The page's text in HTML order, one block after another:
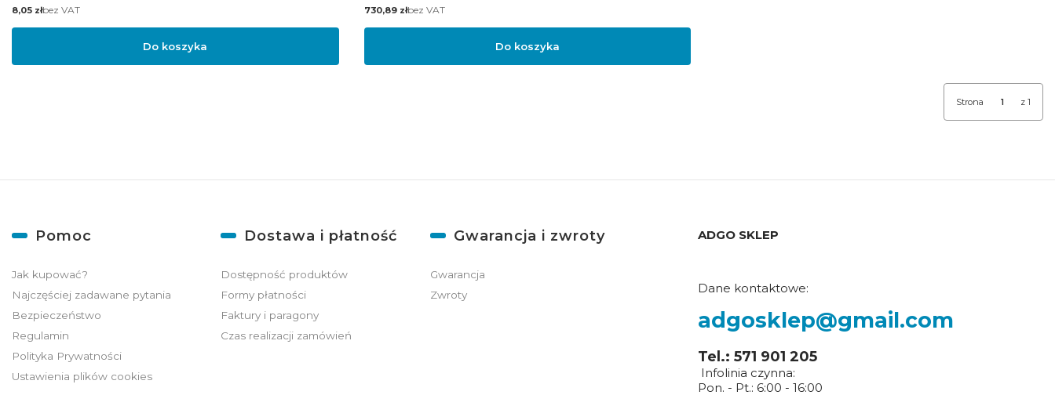
Cena
8,05 złbez VAT
Do koszyka
Cena
730,89 złbez VAT
Do koszyka
Strona z 1
Linki w stopce
Pomoc
Jak kupować?
Najczęściej zadawane pytania
Bezpieczeństwo
Regulamin
Polityka Prywatności
Ustawienia plików cookies
Dostawa i płatność
Dostępność produktów
Formy płatności
Faktury i paragony
Czas realizacji zamówień
Gwarancja i zwroty
Gwarancja
Zwroty
ADGO SKLEP
Dane kontaktowe:
adgosklep@gmail.com
Tel.: 571 901 205
Infolinia czynna:
Pon. - Pt.: 6:00 - 16:00